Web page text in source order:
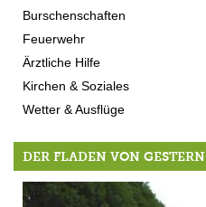
Burschenschaften
Feuerwehr
Ärztliche Hilfe
Kirchen & Soziales
Wetter & Ausflüge
DER FLADEN VON GESTERN